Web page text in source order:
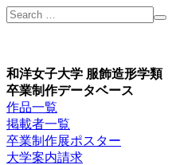
和洋女子大学 服飾造形学類
卒業制作データベース
作品一覧
掲載者一覧
卒業制作展ポスター
大学案内請求